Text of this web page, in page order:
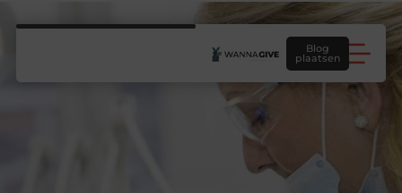
Blog
plaatsen